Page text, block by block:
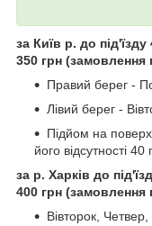
за Київ р. до
350 грн (замовлення
Правий берег -
Лівий берег -
Підйом на
його відсутності
за р. Харків до
400 грн (замовлення
Вівторок, Четвер,